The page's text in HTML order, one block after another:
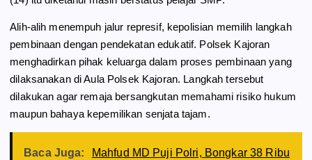
Alih-alih menempuh jalur represif, kepolisian memilih langkah
pembinaan dengan pendekatan edukatif. Polsek Kajoran
menghadirkan pihak keluarga dalam proses pembinaan yang
dilaksanakan di Aula Polsek Kajoran. Langkah tersebut
dilakukan agar remaja bersangkutan memahami risiko hukum
maupun bahaya kepemilikan senjata tajam.
Baca Juga:
Mahfud MD Puji Polri, Bongkar 38 Ribu